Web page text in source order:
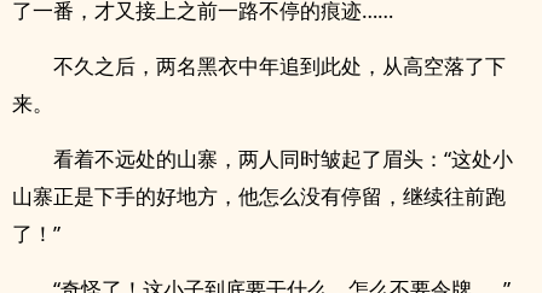
了一番，才又接上之前一路不停的痕迹……
不久之后，两名黑衣中年追到此处，从高空落了下
来。
看着不远处的山寨，两人同时皱起了眉头：“这处小
山寨正是下手的好地方，他怎么没有停留，继续往前跑
了！”